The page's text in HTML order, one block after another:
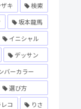
キ
検索
坂本龍馬
イニシャル
デッサン
バーカラー
選び方
コ
りさ